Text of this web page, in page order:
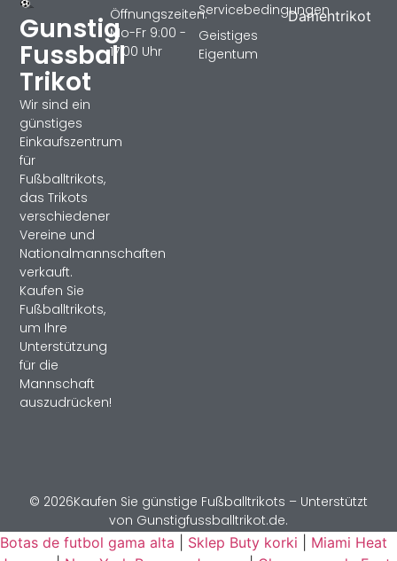
Gunstig
Fussball
Trikot
Wir sind ein
günstiges
Einkaufszentrum
für
Fußballtrikots,
das Trikots
verschiedener
Vereine und
Nationalmannschaften
verkauft.
Kaufen Sie
Fußballtrikots,
um Ihre
Unterstützung
für die
Mannschaft
auszudrücken!
Damentrikot
Servicebedingungen
Geistiges
Eigentum
Öffnungszeiten:
Mo-Fr 9:00 -
17:00 Uhr
© 2026Kaufen Sie günstige Fußballtrikots – Unterstützt
von Gunstigfussballtrikot.de.
Botas de futbol gama alta
Sklep Buty korki
Miami Heat